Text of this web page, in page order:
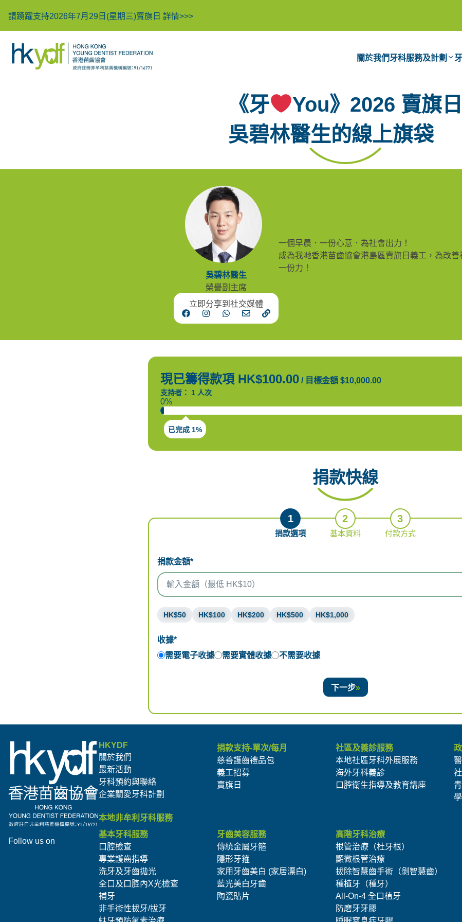
請踴躍支持2026年7月29日(星期三)賣旗日 詳情>>>
關於我們 牙科服務及計劃
《牙
You》2026 賣旗日
吳碧林醫生的線上旗袋
吳碧林醫生
榮譽副主席
立即分享到社交媒體
一個早晨．一份心意．為社會出力！
成為我哋香港苗齒協會港島區賣旗日義工，為改善
一份力！
現已籌得款項 HK$100.00 / 目標金額 $10,000.00
支持者： 1 人次
0%
已完成 1%
捐款快線
1
捐款選項
2
基本資料
3
付款方式
捐款金額*
HK$50 HK$100 HK$200 HK$500 HK$1,000
收據*
需要電子收據
需要實體收據 不需要收據
下一步
Follow us on
HKYDF
關於我們
最新活動
牙科預約與聯絡
企業關愛牙科計劃
捐款支持-單次/每月
慈善護齒禮品包
義工招募
賣旗日
社區及義診服務
本地社區牙科外展服務
海外牙科義診
口腔衛生指導及教育講座
本地非牟利牙科服務
基本牙科服務
口腔檢查
專業護齒指導
洗牙及牙齒拋光
全口及口腔內X光檢查
補牙
非手術性拔牙/拔牙
牙齒美容服務
傳統金屬牙箍
隱形牙箍
家用牙齒美白 (家居漂白)
藍光美白牙齒
陶瓷貼片
高階牙科治療
根管治療（杜牙根）
顯微根管治療
拔除智慧齒手術（剝智慧齒）
種植牙（種牙）
All-On-4 全口植牙
防磨牙牙膠